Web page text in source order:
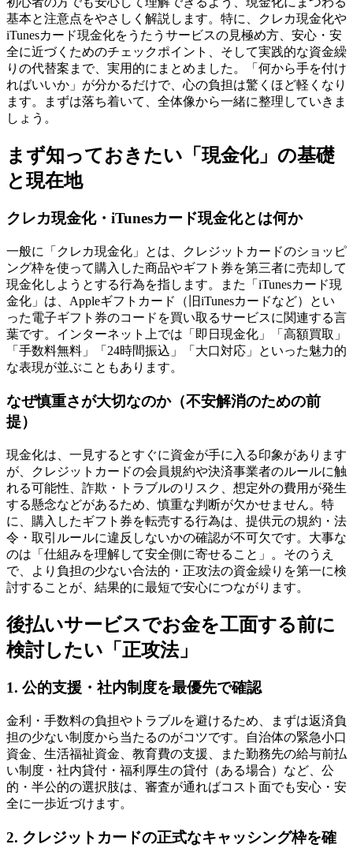
基本と注意点をやさしく解説します。特に、クレカ現金化や
iTunesカード現金化をうたうサービスの見極め方、安心・安
全に近づくためのチェックポイント、そして実践的な資金繰
りの代替案まで、実用的にまとめました。「何から手を付け
ればいいか」が分かるだけで、心の負担は驚くほど軽くなり
ます。まずは落ち着いて、全体像から一緒に整理していきま
しょう。
まず知っておきたい「現金化」の基礎
と現在地
クレカ現金化・iTunesカード現金化とは何か
一般に「クレカ現金化」とは、クレジットカードのショッピ
ング枠を使って購入した商品やギフト券を第三者に売却して
現金化しようとする行為を指します。また「iTunesカード現
金化」は、Appleギフトカード（旧iTunesカードなど）とい
った電子ギフト券のコードを買い取るサービスに関連する言
葉です。インターネット上では「即日現金化」「高額買取」
「手数料無料」「24時間振込」「大口対応」といった魅力的
な表現が並ぶこともあります。
なぜ慎重さが大切なのか（不安解消のための前
提）
現金化は、一見するとすぐに資金が手に入る印象があります
が、クレジットカードの会員規約や決済事業者のルールに触
れる可能性、詐欺・トラブルのリスク、想定外の費用が発生
する懸念などがあるため、慎重な判断が欠かせません。特
に、購入したギフト券を転売する行為は、提供元の規約・法
令・取引ルールに違反しないかの確認が不可欠です。大事な
のは「仕組みを理解して安全側に寄せること」。そのうえ
で、より負担の少ない合法的・正攻法の資金繰りを第一に検
討することが、結果的に最短で安心につながります。
後払いサービスでお金を工面する前に
検討したい「正攻法」
1. 公的支援・社内制度を最優先で確認
金利・手数料の負担やトラブルを避けるため、まずは返済負
担の少ない制度から当たるのがコツです。自治体の緊急小口
資金、生活福祉資金、教育費の支援、また勤務先の給与前払
い制度・社内貸付・福利厚生の貸付（ある場合）など、公
的・半公的の選択肢は、審査が通ればコスト面でも安心・安
全に一歩近づけます。
2. クレジットカードの正式なキャッシング枠を確